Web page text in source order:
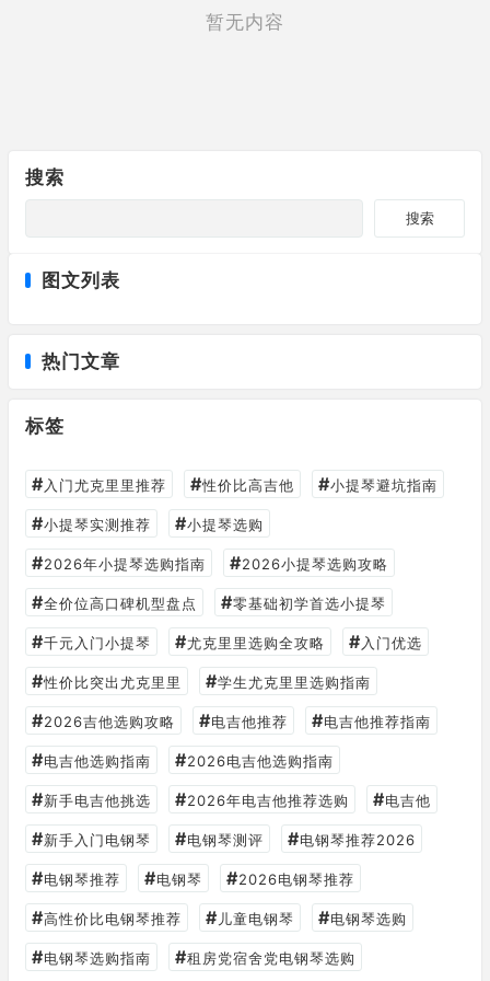
暂无内容
搜索
搜索
图文列表
热门文章
标签
# 入门尤克里里推荐 #性价比高吉他 #小提琴避坑指南
#小提琴实测推荐 #小提琴选购
#2026年小提琴选购指南 #2026小提琴选购攻略
#全价位高口碑机型盘点 #零基础初学首选小提琴
#千元入门小提琴 #尤克里里选购全攻略 # 入门优选
#性价比突出尤克里里 #学生尤克里里选购指南
#2026吉他选购攻略 #电吉他推荐 #电吉他推荐指南
#电吉他选购指南 #2026电吉他选购指南
#新手电吉他挑选 #2026年电吉他推荐选购 #电吉他
#新手入门电钢琴 #电钢琴测评 #电钢琴推荐2026
#电钢琴推荐 #电钢琴 #2026电钢琴推荐
#高性价比电钢琴推荐 # 儿童电钢琴 #电钢琴选购
#电钢琴选购指南 #租房党宿舍党电钢琴选购